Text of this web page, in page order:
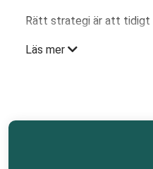
Rätt strategi är att tidigt
Expreten tipsar:
Läs mer